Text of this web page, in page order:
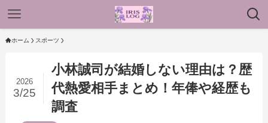
ホーム スポーツ
小林誠司が結婚しない理由は？歴
代熱愛相手まとめ！年俸や経歴も
調査
2026
3/25